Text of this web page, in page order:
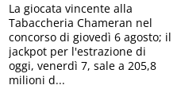
La giocata vincente alla
Tabaccheria Chameran nel
concorso di giovedì 6 agosto; il
jackpot per l'estrazione di
oggi, venerdì 7, sale a 205,8
milioni d...